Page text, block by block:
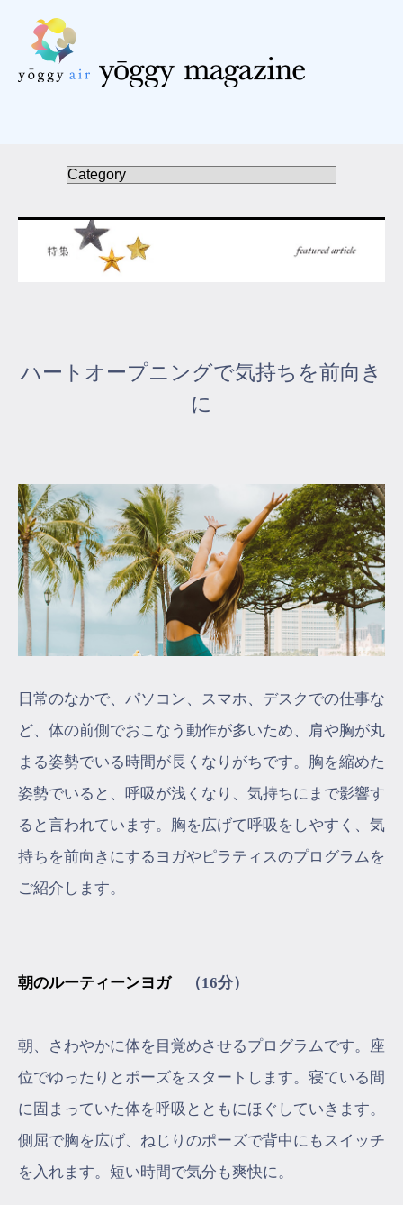
インストラクター一覧
FAQ / お問い合わせ
yoggy mommy
ログイン
会員規約について
クラス参加にあたっての同意書
特定商取引にかかわる表示
ハートオープニングで気持ちを前向き
に
日常のなかで、パソコン、スマホ、デスクでの仕事な
ど、体の前側でおこなう動作が多いため、肩や胸が丸
まる姿勢でいる時間が長くなりがちです。胸を縮めた
姿勢でいると、呼吸が浅くなり、気持ちにまで影響す
ると言われています。胸を広げて呼吸をしやすく、気
持ちを前向きにするヨガやピラティスのプログラムを
ご紹介します。
朝のルーティーンヨガ（16分）
朝、さわやかに体を目覚めさせるプログラムです。座
位でゆったりとポーズをスタートします。寝ている間
に固まっていた体を呼吸とともにほぐしていきます。
側屈で胸を広げ、ねじりのポーズで背中にもスイッチ
を入れます。短い時間で気分も爽快に。